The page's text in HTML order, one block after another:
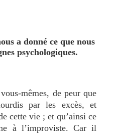
a donné ce que nous
psychologiques.
mêmes, de peur que
par les excès, et
cette vie ; et qu’ainsi ce
à l’improviste. Car il